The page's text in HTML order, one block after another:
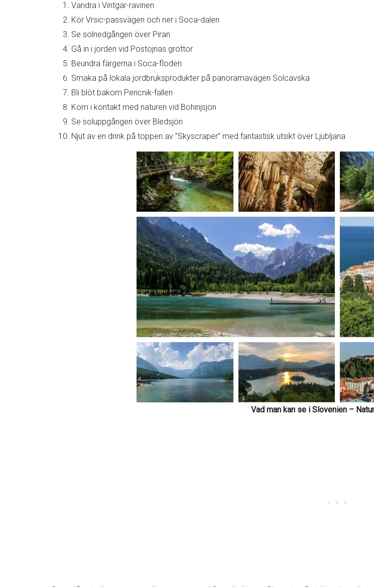
Vandra i Vintgar-ravinen
Kör Vrsic-passvägen och ner i Soca-dalen
Se solnedgången över Piran
Gå in i jorden vid Postojnas grottor
Beundra färgerna i Soca-floden
Smaka på lokala jordbruksprodukter på panoramavägen Solcavska
Bli blöt bakom Pericnik-fallen
Kom i kontakt med naturen vid Bohinjsjön
Se soluppgången över Bledsjön
Njut av en drink på toppen av ”Skyscraper” med fantastisk utsikt över Ljubljana
Vad man kan se i Slovenien –